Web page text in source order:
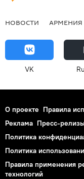
НОВОСТИ АРМЕНИЯ
VK
О проекте Правила
Реклама Пресс-релизы
Политика
Политика
Правила применения
технологий